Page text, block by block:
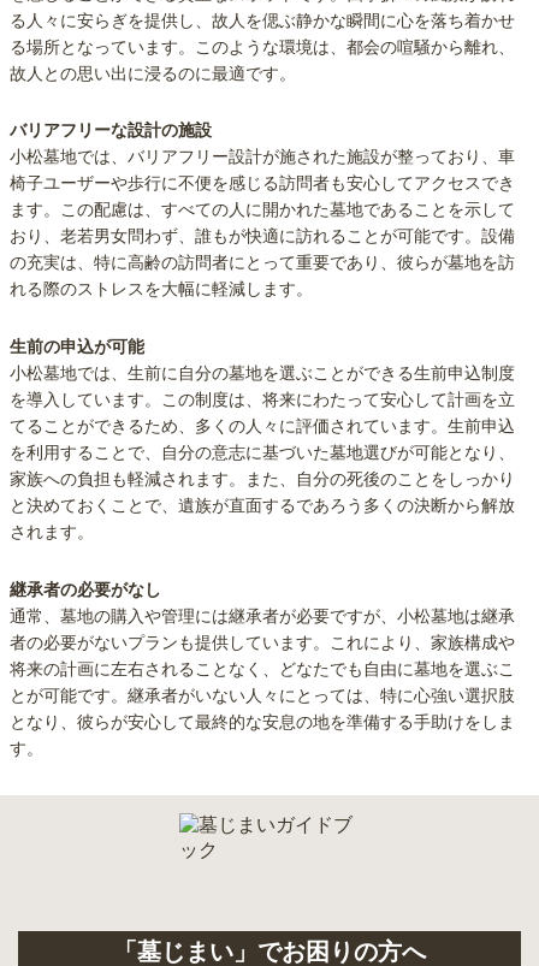
る人々に安らぎを提供し、故人を偲ぶ静かな瞬間に心を落ち着かせ
る場所となっています。このような環境は、都会の喧騒から離れ、
故人との思い出に浸るのに最適です。
バリアフリーな設計の施設
小松墓地では、バリアフリー設計が施された施設が整っており、車
椅子ユーザーや歩行に不便を感じる訪問者も安心してアクセスでき
ます。この配慮は、すべての人に開かれた墓地であることを示して
おり、老若男女問わず、誰もが快適に訪れることが可能です。設備
の充実は、特に高齢の訪問者にとって重要であり、彼らが墓地を訪
れる際のストレスを大幅に軽減します。
生前の申込が可能
小松墓地では、生前に自分の墓地を選ぶことができる生前申込制度
を導入しています。この制度は、将来にわたって安心して計画を立
てることができるため、多くの人々に評価されています。生前申込
を利用することで、自分の意志に基づいた墓地選びが可能となり、
家族への負担も軽減されます。また、自分の死後のことをしっかり
と決めておくことで、遺族が直面するであろう多くの決断から解放
されます。
継承者の必要がなし
通常、墓地の購入や管理には継承者が必要ですが、小松墓地は継承
者の必要がないプランも提供しています。これにより、家族構成や
将来の計画に左右されることなく、どなたでも自由に墓地を選ぶこ
とが可能です。継承者がいない人々にとっては、特に心強い選択肢
となり、彼らが安心して最終的な安息の地を準備する手助けをしま
す。
「墓じまい」でお困りの方へ